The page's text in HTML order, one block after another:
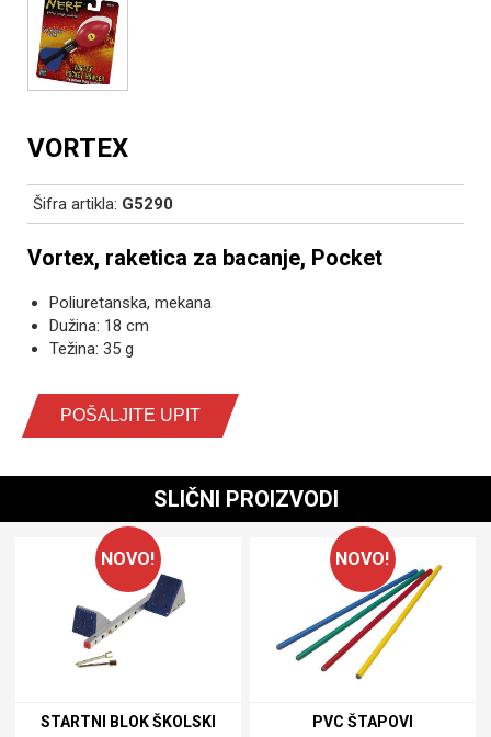
VORTEX
Šifra artikla: G5290
Vortex, raketica za bacanje, Pocket
Poliuretanska, mekana
Dužina: 18 cm
Težina: 35 g
POŠALJITE UPIT
SLIČNI PROIZVODI
NOVO!
STARTNI BLOK ŠKOLSKI
NOVO!
PVC ŠTAPOVI